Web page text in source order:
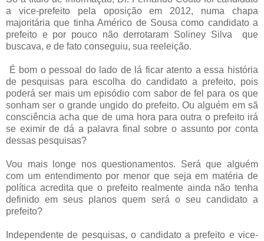
a vice-prefeito pela oposição em 2012, numa chapa
majoritária que tinha Américo de Sousa como candidato a
prefeito e por pouco nãoderrotaram Soliney Silva que
buscava, e de fato conseguiu, sua reeleição.
É bom o pessoal do lado de lá ficar atento a essa história
de pesquisas para escolha do candidato a prefeito, pois
poderá ser mais um episódio com sabor de fel para os que
sonham ser o grande ungido do prefeito. Ou alguém em sã
consciência acha que de uma hora para outra o prefeito irá
se eximir de dá a palavra final sobre o assunto por conta
dessas pesquisas?
Vou mais longe nos questionamentos. Será que alguém
com um entendimento por menor que seja em matéria de
política acredita que o prefeito realmente ainda não tenha
definido em seus planos quem será o seu candidato a
prefeito?
Independente de pesquisas, o candidato a prefeito e vice-